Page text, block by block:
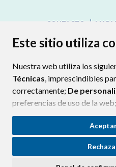
Este sitio utiliza
Nuestra web utiliza los
Técnicas, imprescindibles
correctamente; De
preferencias de uso de la web;
funcionamiento de la web y
Si acepta pulsando el botón
consideramos que acepta su
CONTACTO MAPA
PROTECCIÓN DE
POLÍTICA